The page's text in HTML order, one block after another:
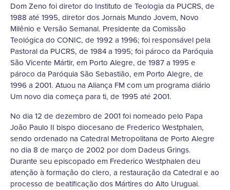
Dom Zeno foi diretor do Instituto de Teologia da PUCRS, de
1988 até 1995, diretor dos Jornais Mundo Jovem, Novo
Milênio e Versão Semanal. Presidente da Comissão
Teológica do CONIC, de 1992 a 1996; foi responsável pela
Pastoral da PUCRS, de 1984 a 1995; foi pároco da Paróquia
São Vicente Mártir, em Porto Alegre, de 1987 a 1995 e
pároco da Paróquia São Sebastião, em Porto Alegre, de
1996 a 2001. Atuou na Aliança FM com um programa diário
Um novo dia começa para ti, de 1995 até 2001.
No dia 12 de dezembro de 2001 foi nomeado pelo Papa
João Paulo II bispo diocesano de Frederico Westphalen,
sendo ordenado na Catedral Metropolitana de Porto Alegre
no dia 8 de março de 2002 por dom Dadeus Grings.
Durante seu episcopado em Frederico Westphalen deu
atenção à formação do clero, a restauração da Catedral e ao
processo de beatificação dos Mártires do Alto Uruguai.